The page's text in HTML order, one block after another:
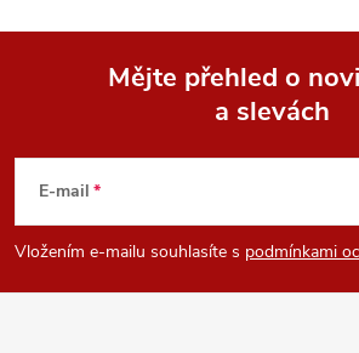
p
Mějte přehled o
a slevách
E-mail
Vložením e-mailu souhlasíte s podmínkami